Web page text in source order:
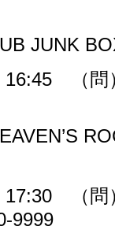
JUNK
16:45 （問
17:30 （問
9999